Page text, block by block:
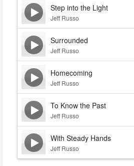
Step into the Light
Jeff Russo
Surrounded
Jeff Russo
Homecoming
Jeff Russo
To Know the Past
Jeff Russo
With Steady Hands
Jeff Russo